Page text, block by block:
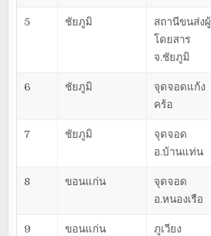
5 ชัยภูมิ
สถานีขนส่งผู้
โดยสาร
จ.ชัยภูมิ
6 ชัยภูมิ
จุดจอดแก้ง
คร้อ
7 ชัยภูมิ
จุดจอด
อ.บ้านแท่น
8 ขอนแก่น
จุดจอด
อ.หนองเรือ
9 ขอนแก่น ภูเวียง